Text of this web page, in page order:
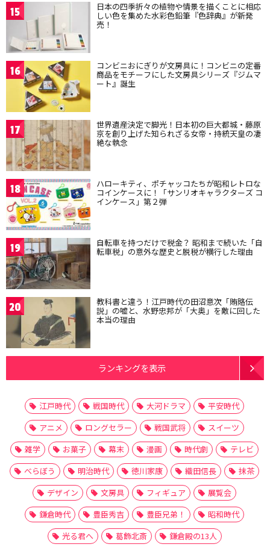
15 日本の四季折々の植物や情景を描くことに相応
しい色を集めた水彩色鉛筆『色辞典』が新発
売！
16 コンビニおにぎりが文房具に！コンビニの定番
商品をモチーフにした文房具シリーズ『ジムマ
ート』誕生
17 世界遺産決定で脚光！日本初の巨大都城・藤原
京を創り上げた知られざる女帝・持統天皇の凄
絶な執念
18 ハローキティ、ポチャッコたちが昭和レトロな
コインケースに！「サンリオキャラクターズ コ
インケース」第２弾
19 自転車を持つだけで税金？ 昭和まで続いた「自
転車税」の意外な歴史と脱税が横行した理由
20 教科書と違う！江戸時代の田沼意次「賄賂伝
説」の嘘と、水野忠邦が「大奥」を敵に回した
本当の理由
ランキングを表示
江戸時代 戦国時代 大河ドラマ
平安時代
アニメ
ロングセラー 戦国武将
スイーツ
雑学
お菓子 幕末 漫画 時代劇
テレビ
べらぼう
明治時代 徳川家康 織田信長
抹茶
デザイン
文房具 フィギュア
展覧会
鎌倉時代
豊臣秀吉 豊臣兄弟！
昭和時代
光る君へ
葛飾北斎 鎌倉殿の13人